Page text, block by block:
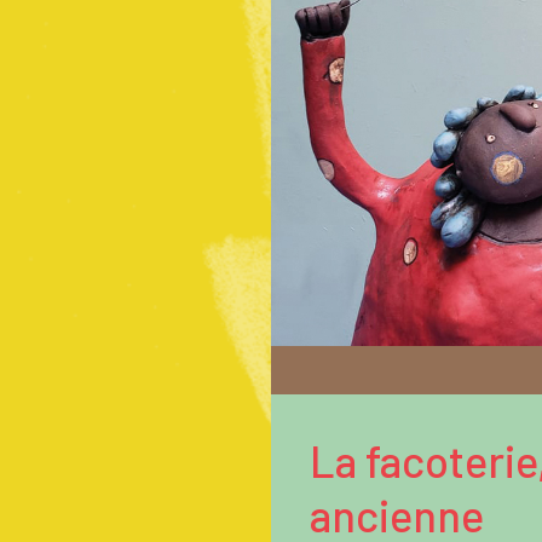
La
ancienne